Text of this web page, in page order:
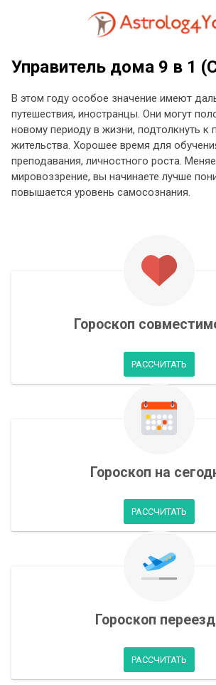
Управитель дома 9 в 1
В этом году особое значение имеют
путешествия, иностранцы. Они могут
новому периоду в жизни, подтолкнуть к
жительства. Хорошее время для
преподавания, личностного роста.
мировоззрение, вы начинаете лучше
повышается уровень самосознания.
Гороскоп
РАССЧИТАТЬ
Гороскоп на
РАССЧИТАТЬ
Гороскоп
РАССЧИТАТЬ